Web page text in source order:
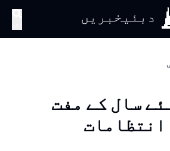
دبئیخبریں
سال کے مفت
انتظامات